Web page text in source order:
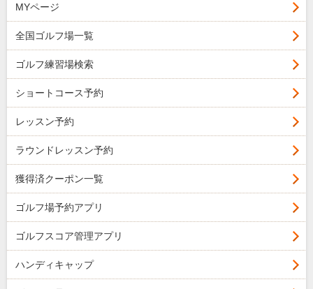
MYページ
全国ゴルフ場一覧
ゴルフ練習場検索
ショートコース予約
レッスン予約
ラウンドレッスン予約
獲得済クーポン一覧
ゴルフ場予約アプリ
ゴルフスコア管理アプリ
ハンディキャップ